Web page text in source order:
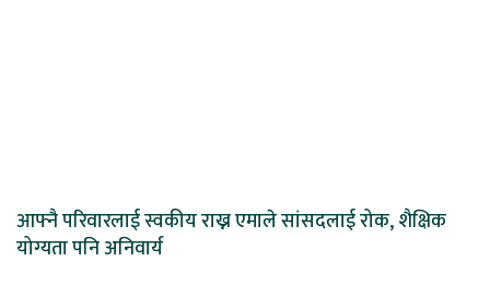
आफ्नै परिवारलाई स्वकीय राख्न एमाले सांसदलाई रोक, शैक्षिक
योग्यता पनि अनिवार्य